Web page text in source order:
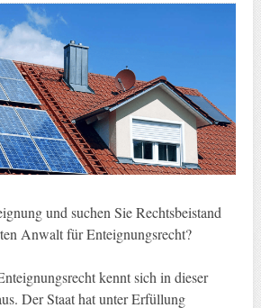
und suchen Sie Rechtsbeistand
Anwalt für Enteignungsrecht?
kennt sich in dieser
Der Staat hat unter Erfüllung